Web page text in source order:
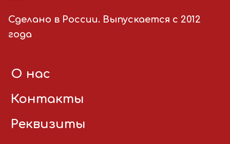
Сделано в России. Выпускается с 2012
года
О нас
Контакты
Реквизиты